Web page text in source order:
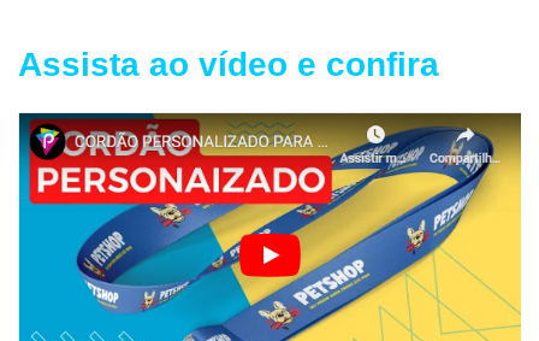
Assista ao vídeo e confira